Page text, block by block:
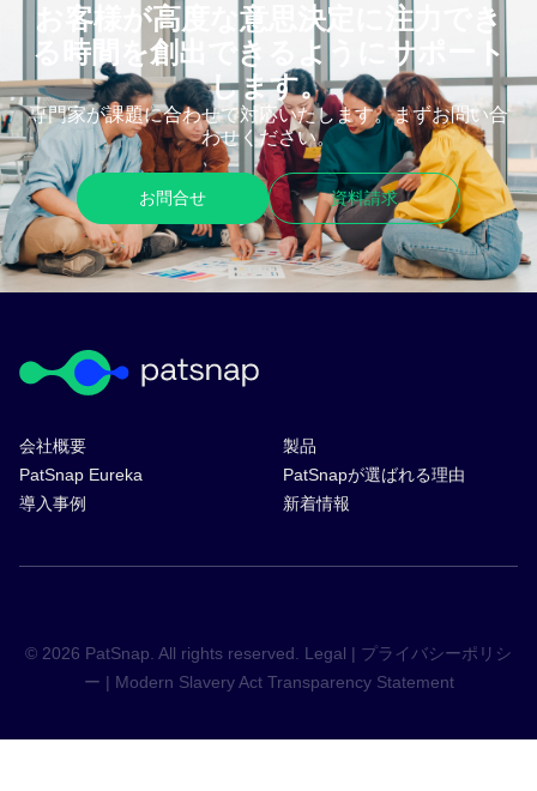
お客様が高度な意思決定に注力でき
る時間を創出できるようにサポート
します。
専門家が課題に合わせて対応いたします。まずお問い合
わせください。
お問合せ 資料請求
会社概要
製品
PatSnap Eureka
PatSnapが選ばれる理由
導入事例
新着情報
© 2026 PatSnap. All rights reserved. Legal | プライバシーポリシ
ー | Modern Slavery Act Transparency Statement